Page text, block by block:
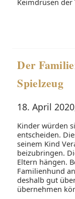
Keimdrüsen
Der
Spielzeug
18. April 2020
Kinder würden
entscheiden.
seinem Kind
beizubringen.
Eltern hängen.
Familienhund
deshalb gut
übernehmen